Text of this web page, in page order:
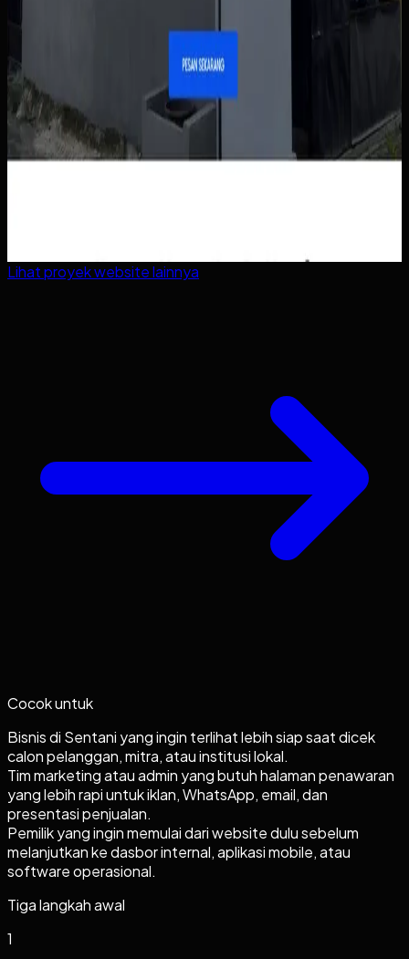
Lihat proyekwebsitelainnya
Cocok untuk
Bisnis di Sentani yang ingin terlihat lebih siap saat dicek
calon pelanggan, mitra, atau institusi lokal.
Tim marketing atau admin yang butuh halaman penawaran
yang lebih rapi untuk iklan, WhatsApp, email, dan
presentasi penjualan.
Pemilik yang ingin memulai dari website dulu sebelum
melanjutkan ke dasbor internal, aplikasi mobile, atau
software operasional.
Tiga langkah awal
1